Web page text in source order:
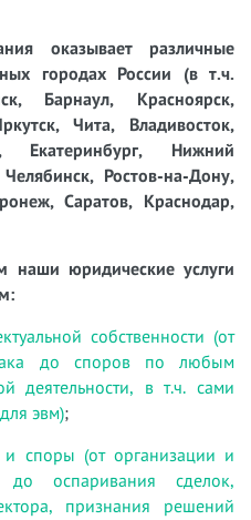
оказывает различные
городах России (в т.ч.
Барнаул, Красноярск,
Чита, Владивосток,
Екатеринбург, Нижний
Ростов-на-Дону,
Саратов, Краснодар,
наши юридические услуги
собственности (от
до споров по любым
деятельности, в т.ч. сами
эвм);
споры (от организации и
оспаривания сделок,
признания решений